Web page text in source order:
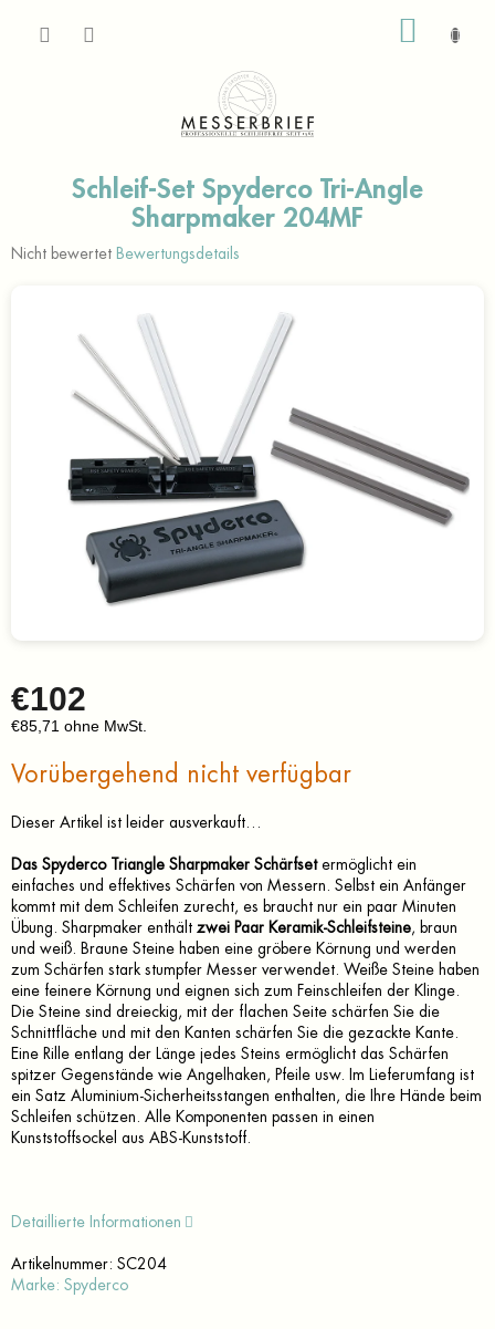
Schleif-Set Spyderco Tri-Angle
Sharpmaker 204MF
Die
Nicht bewertet Bewertungsdetails
€102
€85,71 ohne MwSt.
Vorübergehend nicht verfügbar
Dieser Artikel ist leider ausverkauft…
Das Spyderco Triangle Sharpmaker Schärfsetermöglicht ein
einfaches und effektives Schärfen von Messern. Selbst ein Anfänger
kommt mit dem Schleifen zurecht, es braucht nur ein paar Minuten
Übung. Sharpmaker enthält zwei Paar Keramik-Schleifsteine, braun
und weiß. Braune Steine haben eine gröbere Körnung und werden
zum Schärfen stark stumpfer Messer verwendet. Weiße Steine haben
eine feinere Körnung und eignen sich zum Feinschleifen der Klinge.
Die Steine sind dreieckig, mit der flachen Seite schärfen Sie die
Schnittfläche und mit den Kanten schärfen Sie die gezackte Kante.
Eine Rille entlang der Länge jedes Steins ermöglicht das Schärfen
spitzer Gegenstände wie Angelhaken, Pfeile usw. Im Lieferumfang ist
ein Satz Aluminium-Sicherheitsstangen enthalten, die Ihre Hände beim
Schleifen schützen. Alle Komponenten passen in einen
Kunststoffsockel aus ABS-Kunststoff.
Detaillierte Informationen
Artikelnummer: SC204
Marke: Spyderco